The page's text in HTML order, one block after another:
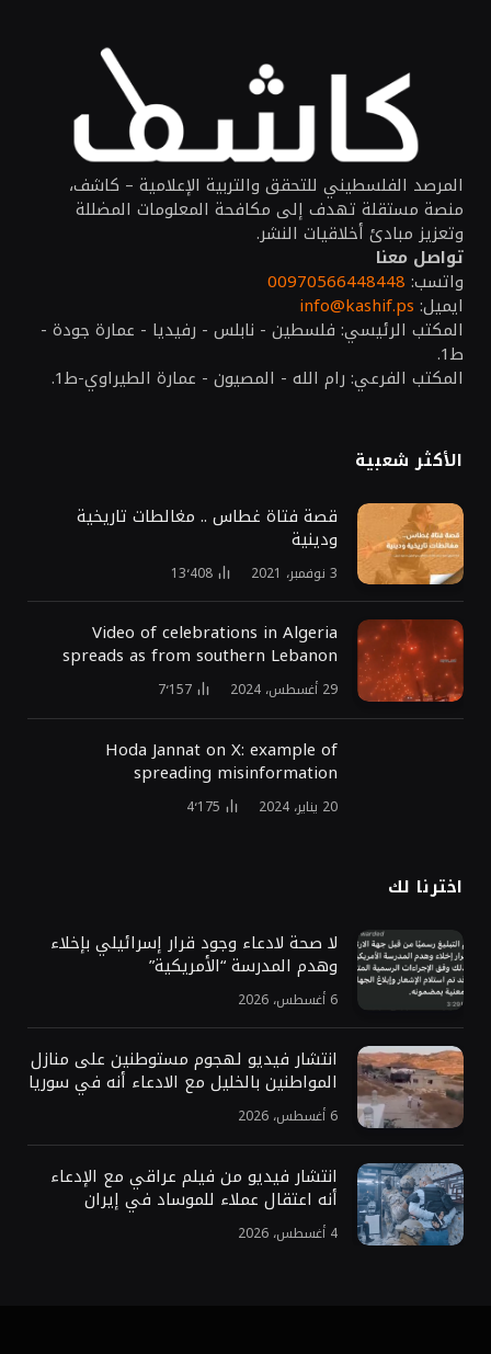
المرصد الفلسطيني للتحقق والتربية الإعلامية – كاشف،
منصة مستقلة تهدف إلى مكافحة المعلومات المضللة
وتعزيز مبادئ أخلاقيات النشر.
تواصل معنا
واتسب: 00970566448448
ايميل: info@kashif.ps
المكتب الرئيسي: فلسطين - نابلس - رفيديا - عمارة جودة -
ط1.
المكتب الفرعي: رام الله - المصيون - عمارة الطيراوي-ط1.
الأكثر شعبية
قصة فتاة غطاس .. مغالطات تاريخية
ودينية
3 نوفمبر، 2021 13٬408
Video of celebrations in Algeria
spreads as from southern Lebanon
29 أغسطس، 2024 7٬157
Hoda Jannat on X: example of
spreading misinformation
20 يناير، 2024 4٬175
اخترنا لك
لا صحة لادعاء وجود قرار إسرائيلي بإخلاء
وهدم المدرسة “الأمريكية”
6 أغسطس، 2026
انتشار فيديو لهجوم مستوطنين على منازل
المواطنين بالخليل مع الادعاء أنه في سوريا
6 أغسطس، 2026
انتشار فيديو من فيلم عراقي مع الإدعاء
أنه اعتقال عملاء للموساد في إيران
4 أغسطس، 2026